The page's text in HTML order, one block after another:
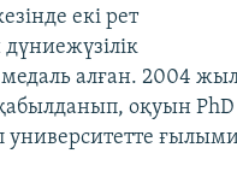
екі рет
алған. 2004
оқуын PhD
университетте